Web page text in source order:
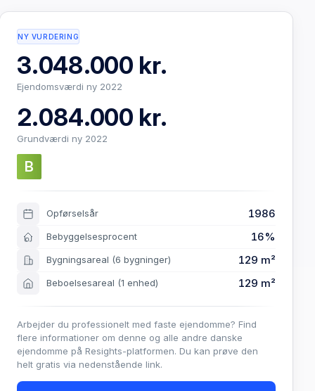
NY VURDERING
3.048.000 kr.
Ejendomsværdi ny 2022
2.084.000 kr.
Grundværdi ny 2022
B
Opførselsår 1986
Bebyggelsesprocent 16%
Bygningsareal (6 bygninger) 129 m²
Beboelsesareal (1 enhed) 129 m²
Arbejder du professionelt med faste ejendomme? Find
flere informationer om denne og alle andre danske
ejendomme på Resights-platformen. Du kan prøve den
helt gratis via nedenstående link.